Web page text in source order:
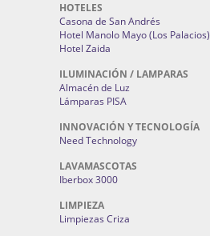
HOTELES
Casona de San Andrés
Hotel Manolo Mayo (Los Palacios)
Hotel Zaida
ILUMINACIÓN / LAMPARAS
Almacén de Luz
Lámparas PISA
INNOVACIÓN Y TECNOLOGÍA
Need Technology
LAVAMASCOTAS
Iberbox 3000
LIMPIEZA
Limpiezas Criza